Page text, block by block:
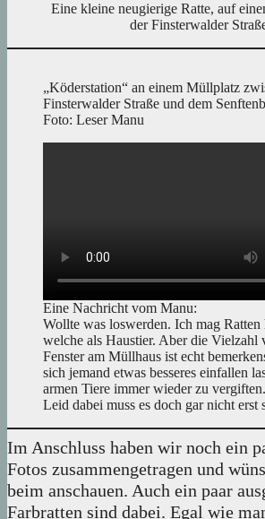
Eine kleine neugierige Ratte, auf
der Finsterwalder
„Köderstation“ an einem Müllplatz
Finsterwalder Straße und dem
Foto: Leser Manu
Eine Nachricht vom Manu:
Wollte was loswerden. Ich mag Ratten
welche als Haustier. Aber die Vielzahl
Fenster am Müllhaus ist echt
sich jemand etwas besseres einfallen
armen Tiere immer wieder zu
Leid dabei muss es doch gar nicht erst
Im Anschluss haben wir noch ein
Fotos zusammengetragen und
beim anschauen. Auch ein paar
Farbratten sind dabei. Egal wie